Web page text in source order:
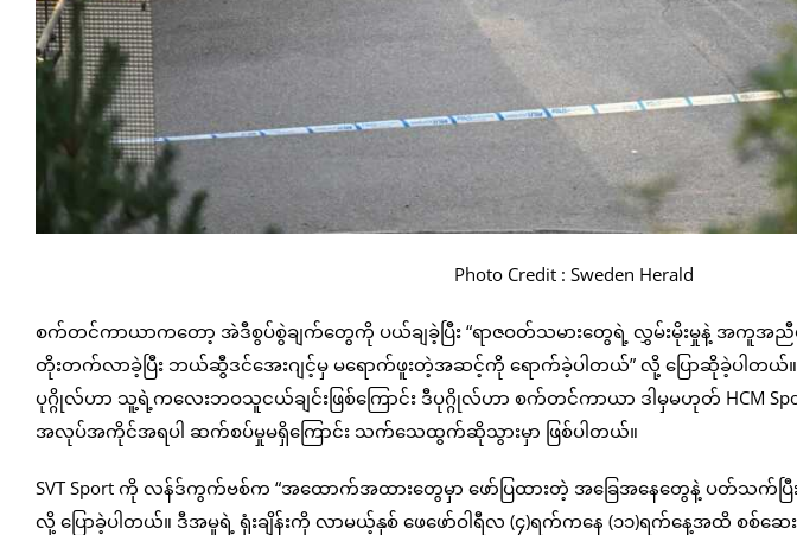
Photo Credit : Sweden Herald
စက်တင်ကာယာကတော့ အဲဒီစွပ်စွဲချက်တွေကို ပယ်ချခဲ့ပြီး “ရာဇဝတ်သမားတွေရဲ့ လွှမ်းမိုးမှုနဲ့ အကူအညီ
တိုးတက်လာခဲ့ပြီး ဘယ်ဆွီဒင်အေးဂျင့်မှ မရောက်ဖူးတဲ့အဆင့်ကို ရောက်ခဲ့ပါတယ်” လို့ ပြောဆိုခဲ့ပါ
ပုဂ္ဂိုလ်ဟာ သူ့ရဲ့ကလေးဘဝသူငယ်ချင်းဖြစ်ကြောင်း ဒီပုဂ္ဂိုလ်ဟာ စက်တင်ကာယာ ဒါမှမဟုတ် HCM
အလုပ်အကိုင်အရပါ ဆက်စပ်မှုမရှိကြောင်း သက်သေထွက်ဆိုသွားမှာ ဖြစ်ပါတယ်။
SVT Sport ကို လန်ဒ်ကွက်ဗစ်က “အထောက်အထားတွေမှာ ဖော်ပြထားတဲ့ အခြေအနေတွေနဲ့ ပတ်သက်ပြီ
လို့ ပြောခဲ့ပါတယ်။ ဒီအမှုရဲ့ ရုံးချိန်းကို လာမယ့်နှစ် ဖေဖော်ဝါရီလ (၄)ရက်ကနေ (၁၁)ရက်နေ့အထိ စစ်ဆ